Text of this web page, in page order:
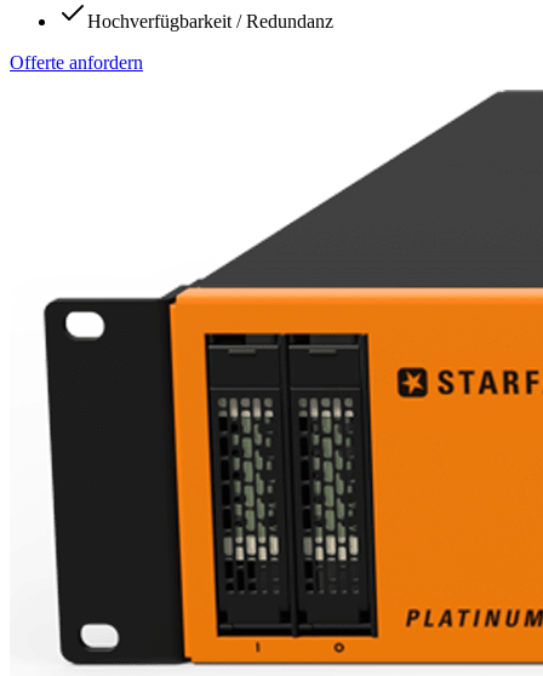
Hochverfügbarkeit / Redundanz
Offerte anfordern